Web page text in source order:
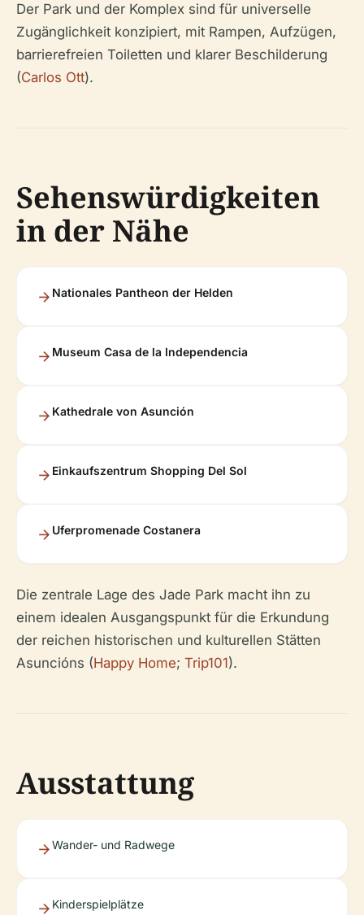
Der Park und der Komplex sind für universelle
Zugänglichkeit konzipiert, mit Rampen, Aufzügen,
barrierefreien Toiletten und klarer Beschilderung
(Carlos Ott).
Sehenswürdigkeiten
in der Nähe
Nationales Pantheon der Helden
Museum Casa de la Independencia
Kathedrale von Asunción
Einkaufszentrum Shopping Del Sol
Uferpromenade Costanera
Die zentrale Lage des Jade Park macht ihn zu
einem idealen Ausgangspunkt für die Erkundung
der reichen historischen und kulturellen Stätten
Asuncións (Happy Home; Trip101).
Ausstattung
Wander- und Radwege
Kinderspielplätze